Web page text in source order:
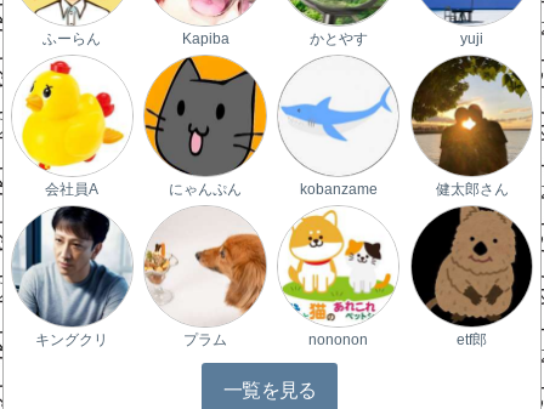
ふーらん Kapiba かとやす yuji
会社員A にゃんぷん kobanzame 健太郎さん
キングクリ プラム nononon etf郎
一覧を見る